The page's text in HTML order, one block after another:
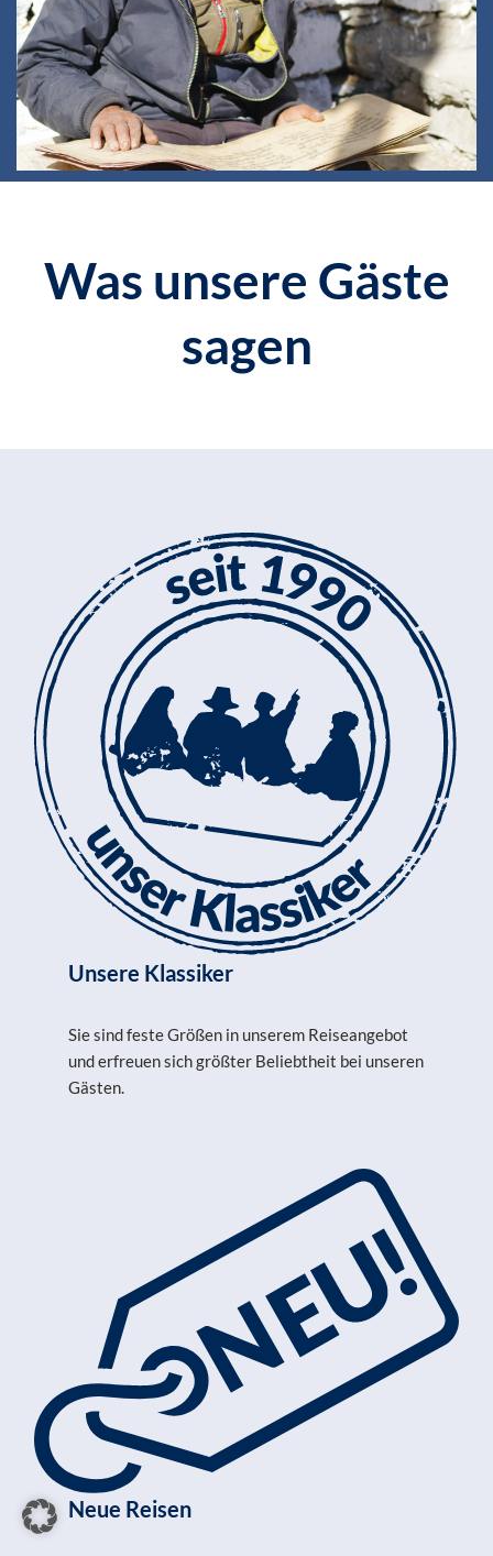
Was unsere Gäste
sagen
Unsere Klassiker
Sie sind feste Größen in unserem Reiseangebot
und erfreuen sich größter Beliebtheit bei unseren
Gästen.
Neue Reisen